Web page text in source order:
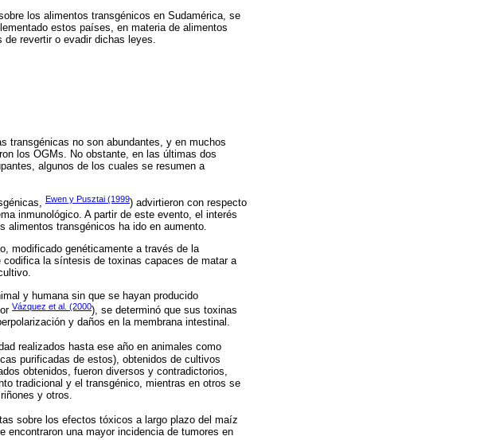
los alimentos transgénicos en Sudamérica, se
estos países, en materia de alimentos
revertir o evadir dichas leyes.
transgénicas no son abundantes, y en muchos
los OGMs. No obstante, en las últimas dos
algunos de los cuales se resumen a
Ewen y Pusztai (1999) advirtieron con respecto
inmunológico. A partir de este evento, el interés
transgénicos ha ido en aumento.
modificado genéticamente a través de la
la síntesis de toxinas capaces de matar a
y humana sin que se hayan producido
Vázquez et al. (2000), se determinó que sus toxinas
y daños en la membrana intestinal.
realizados hasta ese año en animales como
purificadas de estos), obtenidos de cultivos
obtenidos, fueron diversos y contradictorios,
tradicional y el transgénico, mientras en otros se
y otros.
sobre los efectos tóxicos a largo plazo del maíz
encontraron una mayor incidencia de tumores en